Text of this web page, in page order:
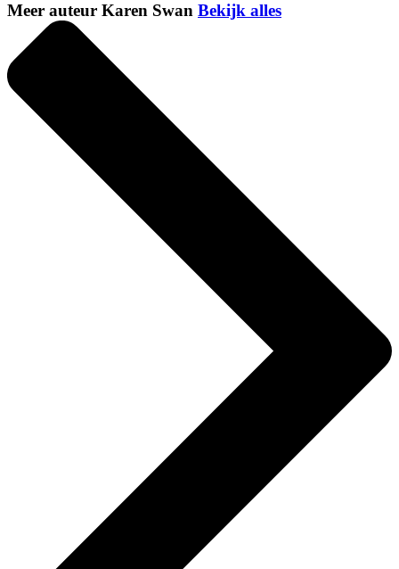
Meer auteur Karen Swan Bekijk alles